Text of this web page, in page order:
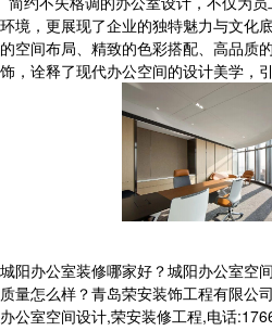
环境，更展现了企业的独特魅力与文化
的空间布局、精致的色彩搭配、高品质
饰，诠释了现代办公空间的设计美学，
城阳办公室装修哪家好？城阳办公室空
质量怎么样？青岛荣安装饰工程有限公
办公室空间设计,荣安装修工程,电话